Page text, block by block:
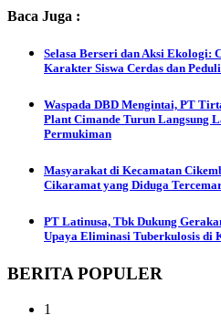
Baca Juga :
Selasa Berseri dan Aksi Ekologi:
Karakter Siswa Cerdas dan
Waspada DBD Mengintai, PT
Plant Cimande Turun Langsung
Permukiman
Masyarakat di Kecamatan
Cikaramat yang Diduga
PT Latinusa, Tbk Dukung
Upaya Eliminasi Tuberkulosis di
BERITA POPULER
1